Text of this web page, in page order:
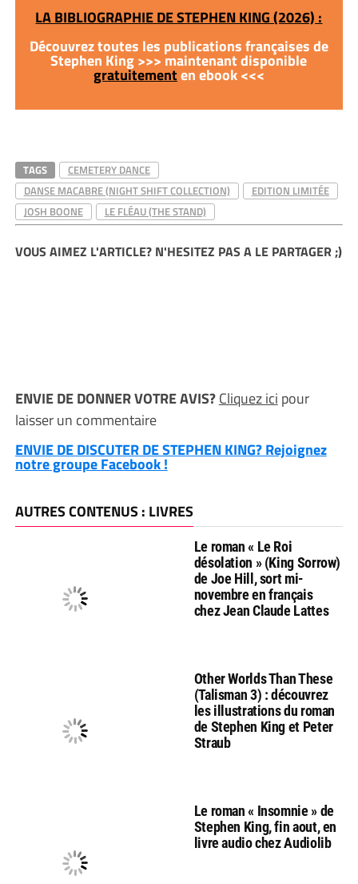
LA BIBLIOGRAPHIE DE STEPHEN KING (2026) :
Découvrez toutes les publications françaises de
Stephen King >>> maintenant disponible
gratuitementen ebook <<<
TAGS
CEMETERY DANCE
DANSE MACABRE (NIGHT SHIFT COLLECTION)
EDITION LIMITÉE
JOSH BOONE
LE FLÉAU (THE STAND)
VOUS AIMEZ L'ARTICLE? N'HESITEZ PAS A LE PARTAGER ;)
ENVIE DE DONNER VOTRE AVIS?Cliquez ici pour
laisser un commentaire
ENVIE DE DISCUTER DE STEPHEN KING? Rejoignez
notre groupe Facebook !
AUTRES CONTENUS : LIVRES
Le roman « Le Roi
désolation » (King Sorrow)
de Joe Hill, sort mi-
novembre en français
chez Jean Claude Lattes
Other Worlds Than These
(Talisman 3) : découvrez
les illustrations du roman
de Stephen King et Peter
Straub
Le roman « Insomnie » de
Stephen King, fin aout, en
livre audio chez Audiolib